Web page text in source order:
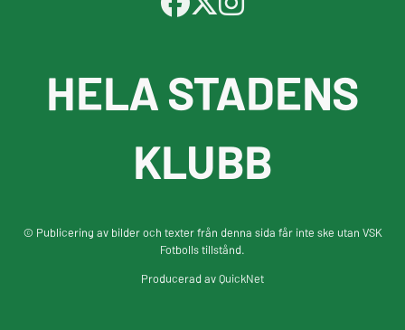
HELA STADENS
KLUBB
© Publicering av bilder och texter från denna sida får inte ske utan VSK
Fotbolls tillstånd.
Producerad avQuickNet